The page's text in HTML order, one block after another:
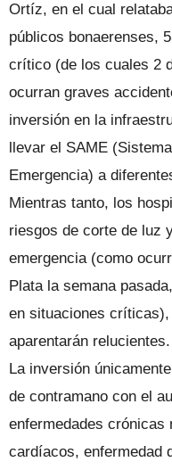
Ortíz, en el cual
públicos bonaerenses,
crítico (de los cuales 2
ocurran graves
inversión en la
llevar el SAME
Emergencia) a
Mientras tanto, los
riesgos de corte de luz
emergencia (como
Plata la semana
en situaciones
aparentarán relucientes.
La inversión
de contramano con el
enfermedades crónicas
cardíacos, enfermedad